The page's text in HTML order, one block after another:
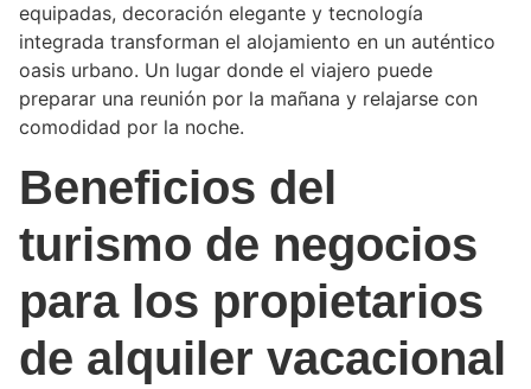
equipadas, decoración elegante y tecnología
integrada transforman el alojamiento en un auténtico
oasis urbano. Un lugar donde el viajero puede
preparar una reunión por la mañana y relajarse con
comodidad por la noche.
Beneficios del
turismo de negocios
para los propietarios
de alquiler vacacional